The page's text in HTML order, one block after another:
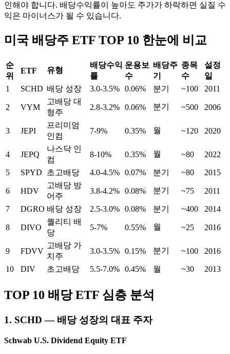
인해야 합니다. 배당수익률이 높아도 주가가 하락하면 실질 수
익은 마이너스가 될 수 있습니다.
미국 배당주 ETF TOP 10 한눈에 비교
순
위
ETF 유형
배당수익
률
운용보
수
배당주
기
종목
수
설정
일
1
SCHD 배당 성장 3.0-3.5% 0.06% 분기 ~100 2011
2 VYM
고배당 대
형주
2.8-3.2% 0.06% 분기 ~500 2006
3 JEPI
프리미엄
인컴
7-9% 0.35% 월 ~120 2020
4 JEPQ
나스닥 인
컴
8-10% 0.35% 월 ~80 2022
5 SPYD 초고배당 4.0-4.5% 0.07% 분기 ~80 2015
6 HDV
고배당 방
어주
3.8-4.2% 0.08% 분기 ~75 2011
7 DGRO 배당 성장 2.5-3.0% 0.08% 분기 ~400 2014
8 DIVO
퀄리티 배
당
5-7% 0.55% 월 ~25 2016
9 FDVV
고배당 가
치주
3.0-3.5% 0.15% 분기 ~100 2016
10 DIV 초고배당 5.5-7.0% 0.45% 월 ~30 2013
TOP 10 배당 ETF 심층 분석
1. SCHD — 배당 성장의 대표 주자
Schwab U.S. Dividend Equity ETF